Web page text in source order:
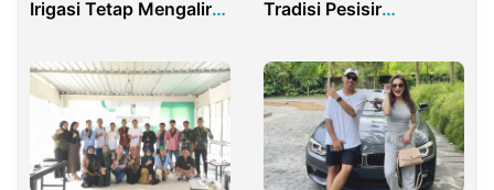
Irigasi Tetap Mengalir
Tradisi Pesisir